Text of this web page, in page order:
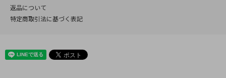
返品について
特定商取引法に基づく表記